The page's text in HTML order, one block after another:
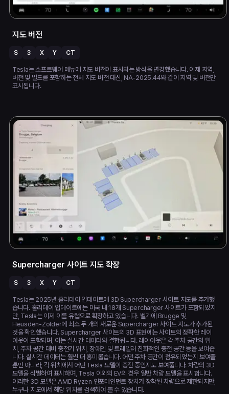
지도 버전
S 3 X Y CT
Tesla는 소프트웨어 메뉴에 지도 버전이 표시되는 방식을 변경했습니다. 이제 지역,
버전 및 빌드를 포함하는 전체 지도 버전 대신, NA-2025.44와 같이 지역 및 버전만
표시됩니다.
Supercharger 사이트 지도 확장
S 3 X Y CT
Tesla는 2025년 홀리데이 업데이트에 3D Supercharger 사이트 지도를 추가했
습니다. 홀리데이 업데이트에는 미국 내 18개 Supercharger 사이트가 포함되었지
만, Tesla는 이제 이를 유럽으로 확장하고 있습니다. 벨기에 Brugge 및
Heusden-Zolder에 최소 두 개의 새로운 Supercharger 사이트 지도가 추가된
것을 확인했습니다. Supercharger 사이트의 3D 표현에는 사이트의 정확한 레이
아웃이 포함되며, 이는 실시간 데이터와 결합됩니다. 레이아웃은 각 주차 공간의 위
치, 주차 공간 대비 충전기 위치, 장애인 및 트레일러 친화적인 충전 공간 등을 보여줍
니다. 실시간 데이터는 훨씬 더 흥미롭습니다. 어떤 주차 공간이 점유되었는지 보여줄
뿐만 아니라, 각 위치에서 어떤 Tesla 모델이 충전 중인지도 보여줍니다. 차량의 3D
모델을 식별하여 표시하며, Tesla 이외의 EV의 경우 일반 차량 모델을 표시합니다.
이러한 3D 모델은 AMD Ryzen 인포테인먼트 장치가 장착된 차량으로 제한되지만,
누구나 지도에서 해당 위치를 검색하여 볼 수 있습니다.